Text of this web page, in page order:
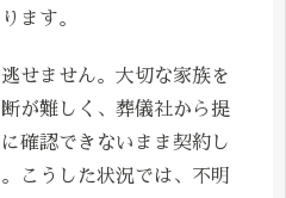
ます。
せません。大切な家族を
が難しく、葬儀社から提
確認できないまま契約し
こうした状況では、不明